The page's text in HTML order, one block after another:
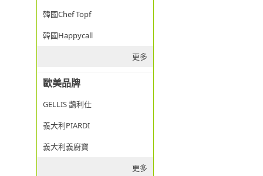
韓國Chef Topf
韓國Happycall
更多
歐美品牌
GELLIS 鵲利仕
義大利PIARDI
義大利義廚寶
更多